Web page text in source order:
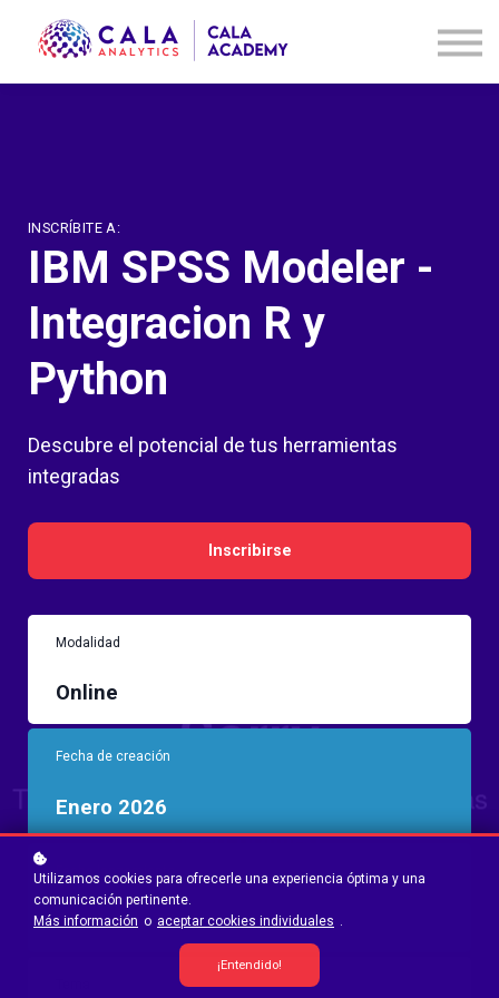
Contáctanos
Acceder
INSCRÍBITE A:
IBM SPSS Modeler -
Integracion R y
Python
Descubre el potencial de tus herramientas
integradas
Inscribirse
Modalidad
Online
Fecha de creación
Enero 2026
Fecha lanzamiento
16 Marzo 2026
Utilizamos cookies para ofrecerle una experiencia óptima y una
comunicación pertinente.
Más información o aceptar cookies individuales .
¡Entendido!